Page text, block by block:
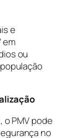
e
em
ou
o PMV pode
no